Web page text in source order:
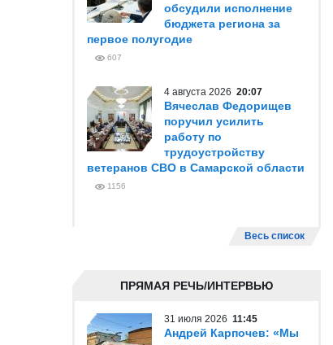
обсудили исполнение
бюджета региона за
первое полугодие
607
4 августа 2026 20:07
Вячеслав Федорищев
поручил усилить
работу по
трудоустройству
ветеранов СВО в Самарской области
1156
Весь список
ПРЯМАЯ РЕЧЬ/ИНТЕРВЬЮ
31 июля 2026 11:45
Андрей Карпочев: «Мы